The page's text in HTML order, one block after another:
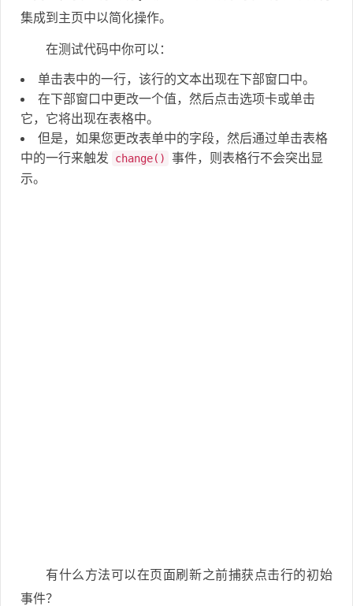
集成到主页中以简化操作。
在测试代码中你可以：
单击表中的一行，该行的文本出现在下部窗口中。
在下部窗口中更改一个值，然后点击选项卡或单击
它，它将出现在表格中。
但是，如果您更改表单中的字段，然后通过单击表格
中的一行来触发
change()
事件，则表格行不会突出显
示。
有什么方法可以在页面刷新之前捕获点击行的初始
事件？